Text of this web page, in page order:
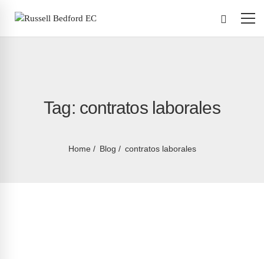
Tag: contratos laborales
Home Blog contratos laborales